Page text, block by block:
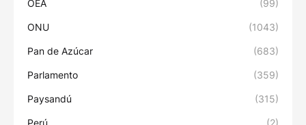
OEA (99)
ONU (1043)
Pan de Azúcar (683)
Parlamento (359)
Paysandú (315)
Perú (2)